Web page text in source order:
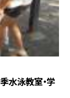
水泳教室・学